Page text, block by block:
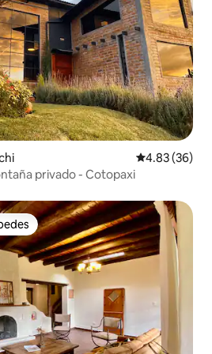
Calificación
4.83 (36)
privado - Cotopaxi
preferido